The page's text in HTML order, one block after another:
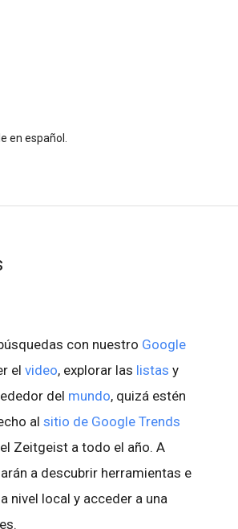
en español.
con nuestro Google
el video, explorar las listas y
del mundo, quizá estén
al sitio de Google Trends
Zeitgeist a todo el año. A
a descubrir herramientas e
nivel local y acceder a una